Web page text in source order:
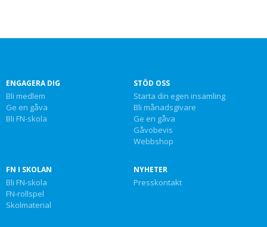
ENGAGERA DIG
Bli medlem
Ge en gåva
Bli FN-skola
STÖD OSS
Starta din egen insamling
Bli månadsgivare
Ge en gåva
Gåvobevis
Webbshop
FN I SKOLAN
Bli FN-skola
FN-rollspel
Skolmaterial
NYHETER
Presskontakt